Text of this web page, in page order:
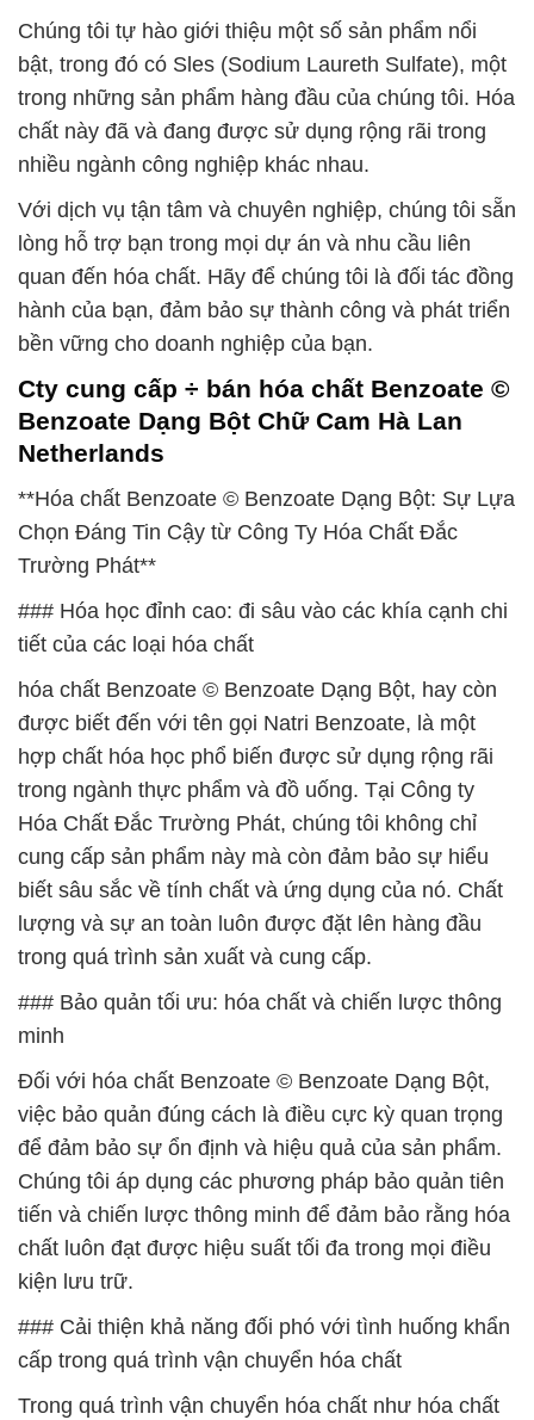
Chúng tôi tự hào giới thiệu một số sản phẩm nổi
bật, trong đó có Sles (Sodium Laureth Sulfate), một
trong những sản phẩm hàng đầu của chúng tôi. Hóa
chất này đã và đang được sử dụng rộng rãi trong
nhiều ngành công nghiệp khác nhau.
Với dịch vụ tận tâm và chuyên nghiệp, chúng tôi sẵn
lòng hỗ trợ bạn trong mọi dự án và nhu cầu liên
quan đến hóa chất. Hãy để chúng tôi là đối tác đồng
hành của bạn, đảm bảo sự thành công và phát triển
bền vững cho doanh nghiệp của bạn.
Cty cung cấp ÷ bán hóa chất Benzoate ©
Benzoate Dạng Bột Chữ Cam Hà Lan
Netherlands
**Hóa chất Benzoate © Benzoate Dạng Bột: Sự Lựa
Chọn Đáng Tin Cậy từ Công Ty Hóa Chất Đắc
Trường Phát**
### Hóa học đỉnh cao: đi sâu vào các khía cạnh chi
tiết của các loại hóa chất
hóa chất Benzoate © Benzoate Dạng Bột, hay còn
được biết đến với tên gọi Natri Benzoate, là một
hợp chất hóa học phổ biến được sử dụng rộng rãi
trong ngành thực phẩm và đồ uống. Tại Công ty
Hóa Chất Đắc Trường Phát, chúng tôi không chỉ
cung cấp sản phẩm này mà còn đảm bảo sự hiểu
biết sâu sắc về tính chất và ứng dụng của nó. Chất
lượng và sự an toàn luôn được đặt lên hàng đầu
trong quá trình sản xuất và cung cấp.
### Bảo quản tối ưu: hóa chất và chiến lược thông
minh
Đối với hóa chất Benzoate © Benzoate Dạng Bột,
việc bảo quản đúng cách là điều cực kỳ quan trọng
để đảm bảo sự ổn định và hiệu quả của sản phẩm.
Chúng tôi áp dụng các phương pháp bảo quản tiên
tiến và chiến lược thông minh để đảm bảo rằng hóa
chất luôn đạt được hiệu suất tối đa trong mọi điều
kiện lưu trữ.
### Cải thiện khả năng đối phó với tình huống khẩn
cấp trong quá trình vận chuyển hóa chất
Trong quá trình vận chuyển hóa chất như hóa chất